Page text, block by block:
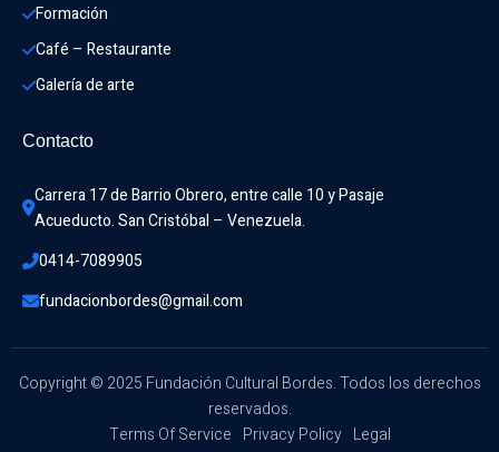
Formación
Café – Restaurante
Galería de arte
Contacto
Carrera 17 de Barrio Obrero, entre calle 10 y Pasaje
Acueducto. San Cristóbal – Venezuela.
0414-7089905
fundacionbordes@gmail.com
Copyright © 2025 Fundación Cultural Bordes. Todos los derechos
reservados.
Terms Of Service Privacy Policy Legal